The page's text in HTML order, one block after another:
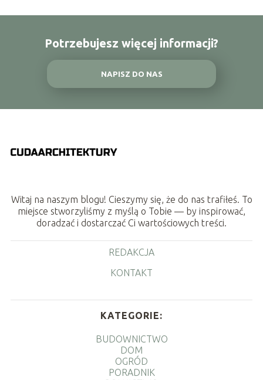
Potrzebujesz więcej informacji?
NAPISZ DO NAS
Witaj na naszym blogu! Cieszymy się, że do nas trafiłeś. To
miejsce stworzyliśmy z myślą o Tobie — by inspirować,
doradzać i dostarczać Ci wartościowych treści.
REDAKCJA
KONTAKT
KATEGORIE:
BUDOWNICTWO
DOM
OGRÓD
PORADNIK